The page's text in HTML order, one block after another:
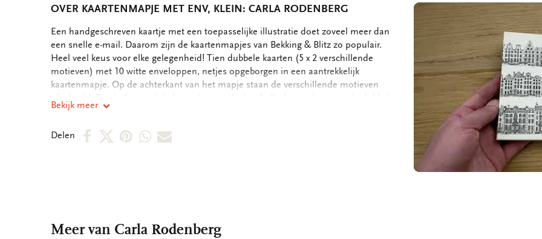
OVER KAARTENMAPJE MET ENV, KLEIN: CARLA RODENBERG
OMSCHRIJVING
Een handgeschreven kaartje met een toepasselijke illustratie doet zoveel meer dan
een snelle e-mail. Daarom zijn de kaartenmapjes van Bekking & Blitz zo populair.
Heel veel keus voor elke gelegenheid! Tien dubbele kaarten (5 x 2 verschillende
motieven) met 10 witte enveloppen, netjes opgeborgen in een aantrekkelijk
kaartenmapje. Op de achterkant van het mapje staan de verschillende motieven
afgebeeld. Zo vindt u snel de kaart die u nodig heeft. De binnenkant van de dubbele
kaarten zijn blanco. Alle ruimte dus voor uw persoonlijke boodschap. - 10,3 x 15,4 x
white papier - Totaal gewicht 100 gram
Bekijk meer
Delen
DeelDeelDeelDeelDeel
Meer van Carla Rodenberg